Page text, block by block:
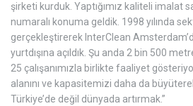
şirketi kurduk. Yaptığımız kaliteli imalat
numaralı konuma geldik. 1998 yılında
gerçekleştirerek InterClean
yurtdışına açıldık. Şu anda 2 bin 500
25 çalışanımızla birlikte faaliyet
alanını ve kapasitemizi daha da
Türkiye’de değil dünyada artırmak.”